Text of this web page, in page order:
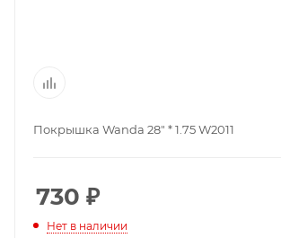
Покрышка Wanda 28" * 1.75 W2011
730 ₽
Нет в наличии